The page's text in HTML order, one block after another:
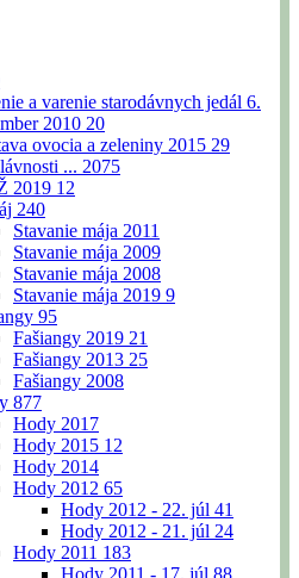
a varenie starodávnych jedál 6.
2010 20
ovocia a zeleniny 2015 29
... 2075
2019 12
240
Stavanie mája 2011
Stavanie mája 2009
Stavanie mája 2008
Stavanie mája 2019 9
95
Fašiangy 2019 21
Fašiangy 2013 25
Fašiangy 2008
877
Hody 2017
Hody 2015 12
Hody 2014
Hody 2012 65
Hody 2012 - 22. júl 41
Hody 2012 - 21. júl 24
Hody 2011 183
Hody 2011 - 17. júl 88